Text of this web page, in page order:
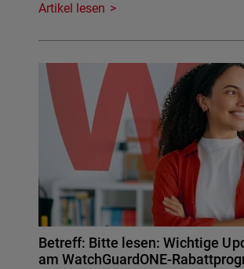
Artikel lesen
Betreff: Bitte lesen: Wichtige
am WatchGuardONE-